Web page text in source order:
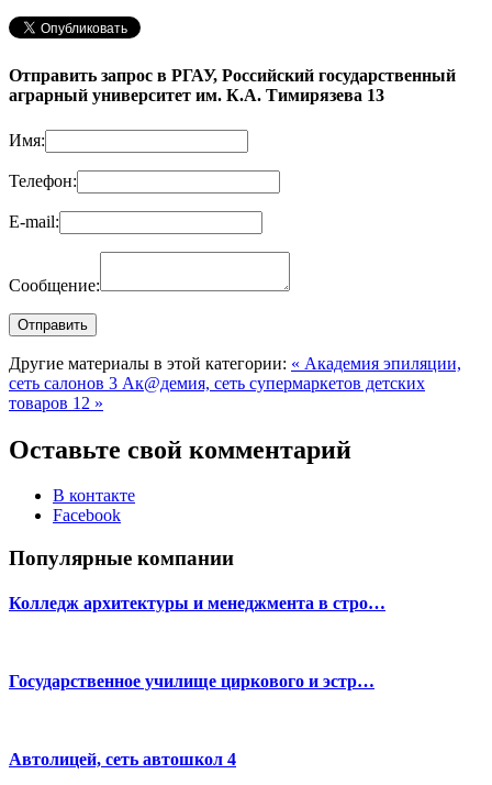
Отправить запрос в РГАУ, Российский государственный
аграрный университет им. К.А. Тимирязева 13
Имя:
Телефон:
E-mail:
Сообщение:
Другие материалы в этой категории: « Академия эпиляции,
сеть салонов 3 Ак@демия, сеть супермаркетов детских
товаров 12 »
Оставьте свой комментарий
В контакте
Facebook
Популярные компании
Колледж архитектуры и менеджмента в стро…
Государственное училище циркового и эстр…
Автолицей, сеть автошкол 4